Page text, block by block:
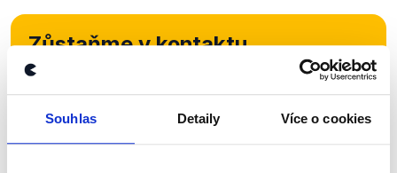
Souhlas Detaily Více o cookies
Zůstaňme v kontaktu
newsletteru nebo whatsappového
kanálu, kde pravidelně přinášíme